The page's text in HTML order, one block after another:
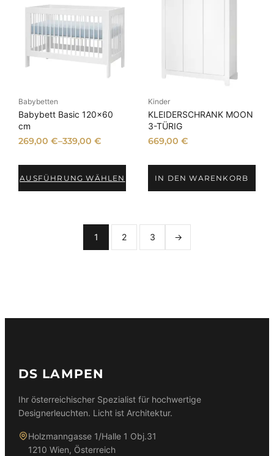
Babybetten
Babybett Basic 120×60
cm
269,00€–339,00€
AUSFÜHRUNG WÄHLEN
Kinder
KLEIDERSCHRANK MOON
3-TÜRIG
669,00 €
IN DEN WARENKORB
1 2 3 →
DS LAMPEN
Ihr österreichischer Spezialist für hochwertige
Designerleuchten. Licht ist Architektur.
Holzmanngasse 1/Halle 1 Obj.31
1210 Wien, Österreich